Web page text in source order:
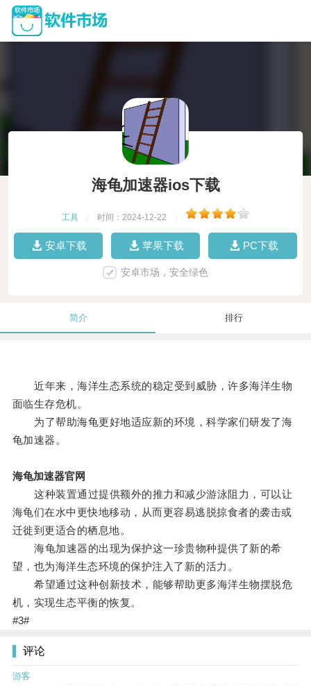
海龟加速器ios下载
工具 时间：2024-12-22
安卓下载 苹果下载 PC下载
安卓市场，安全绿色
简介 排行
近年来，海洋生态系统的稳定受到威胁，许多海洋生物
面临生存危机。
为了帮助海龟更好地适应新的环境，科学家们研发了海
龟加速器。
海龟加速器官网
这种装置通过提供额外的推力和减少游泳阻力，可以让
海龟们在水中更快地移动，从而更容易逃脱掠食者的袭击或
迁徙到更适合的栖息地。
海龟加速器的出现为保护这一珍贵物种提供了新的希
望，也为海洋生态环境的保护注入了新的活力。
希望通过这种创新技术，能够帮助更多海洋生物摆脱危
机，实现生态平衡的恢复。
#3#
评论
游客